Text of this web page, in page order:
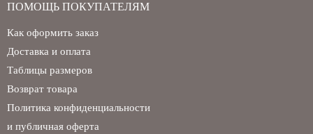
ПОМОЩЬ ПОКУПАТЕЛЯМ
Как оформить заказ
Доставка и оплата
Таблицы размеров
Возврат товара
Политика конфиденциальности
и публичная оферта